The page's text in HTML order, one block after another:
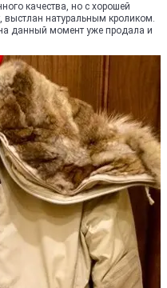
качества, но с хорошей
выстлан натуральным кроликом.
данный момент уже продала и